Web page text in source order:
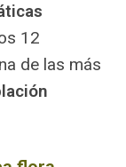
12
de las más